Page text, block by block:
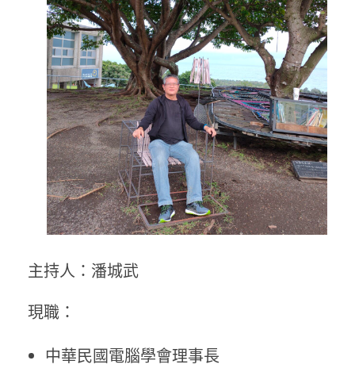
主持人：潘城武
現職：
中華民國電腦學會理事長